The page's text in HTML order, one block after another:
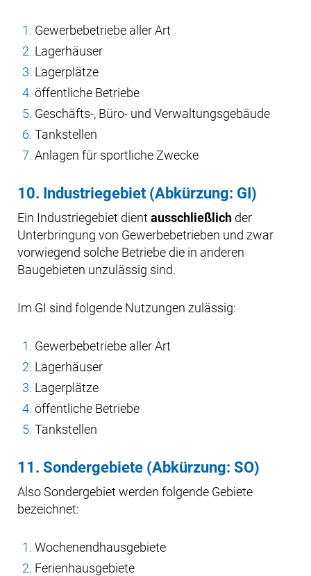
Gewerbebetriebe aller Art
Lagerhäuser
Lagerplätze
öffentliche Betriebe
Geschäfts-, Büro- und Verwaltungsgebäude
Tankstellen
Anlagen für sportliche Zwecke
10. Industriegebiet (Abkürzung: GI)
Ein Industriegebiet dient ausschließlich der
Unterbringung von Gewerbebetrieben und zwar
vorwiegend solche Betriebe die in anderen
Baugebieten unzulässig sind.
Im GI sind folgende Nutzungen zulässig:
Gewerbebetriebe aller Art
Lagerhäuser
Lagerplätze
öffentliche Betriebe
Tankstellen
11. Sondergebiete (Abkürzung: SO)
Also Sondergebiet werden folgende Gebiete
bezeichnet:
Wochenendhausgebiete
Ferienhausgebiete